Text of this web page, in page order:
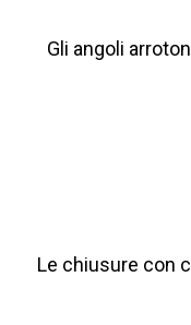
Gli angoli
Le chiusure con